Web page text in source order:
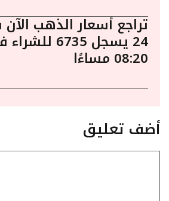
تراجع أسعار الذهب
24 يسجل
08:20 مساءًا
أضف تعليق